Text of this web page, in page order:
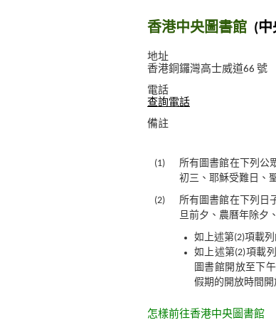
香港中央圖書館 (中
地址
香港銅鑼灣高士威道66 號
電話
查詢電話
備註
(1)
所有圖書館在下列公
初三、耶穌受難日、
(2)
所有圖書館在下列日
旦前夕、農曆年除夕
如上述第(2)項載
如上述第(2)項載
圖書館開放至下
假期的開放時間開
怎樣前往香港中央圖書館